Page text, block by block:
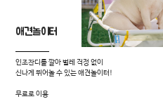
애견놀이터
인조잔디를 깔아 벌레 걱정 없이
신나게 뛰어놀 수 있는 애견놀이터!
무료로 이용